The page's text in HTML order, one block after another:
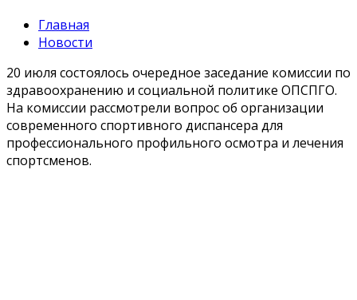
Главная
Новости
20 июля состоялось очередное заседание комиссии по
здравоохранению и социальной политике ОПСПГО.
На комиссии рассмотрели вопрос об организации
современного спортивного диспансера для
профессионального профильного осмотра и лечения
спортсменов.